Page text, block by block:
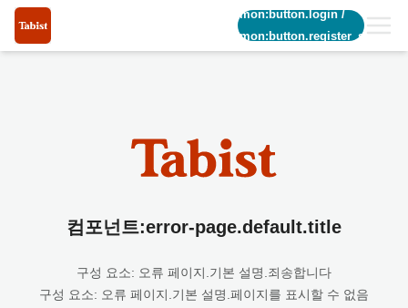
common:button.login/
common:button.register_short
컴포넌트:error-page.default.title
구성 요소: 오류 페이지.기본 설명.죄송합니다
구성 요소: 오류 페이지.기본 설명.페이지를 표시할 수 없음